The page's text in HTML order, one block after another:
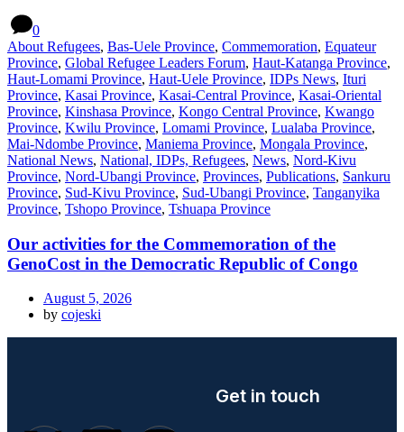
0
About Refugees, Bas-Uele Province, Commemoration, Equateur
Province, Global Refugee Leaders Forum, Haut-Katanga Province,
Haut-Lomami Province, Haut-Uele Province, IDPs News, Ituri
Province, Kasai Province, Kasai-Central Province, Kasai-Oriental
Province, Kinshasa Province, Kongo Central Province, Kwango
Province, Kwilu Province, Lomami Province, Lualaba Province,
Mai-Ndombe Province, Maniema Province, Mongala Province,
National News, National, IDPs, Refugees, News, Nord-Kivu
Province, Nord-Ubangi Province, Provinces, Publications, Sankuru
Province, Sud-Kivu Province, Sud-Ubangi Province, Tanganyika
Province, Tshopo Province, Tshuapa Province
Our activities for the Commemoration of the
GenoCost in the Democratic Republic of Congo
August 5, 2026
by cojeski
Get in touch